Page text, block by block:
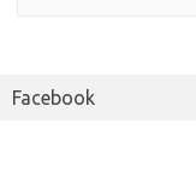
Facebook